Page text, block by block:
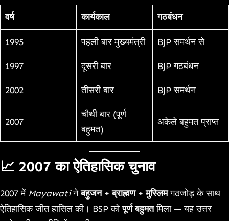
वर्ष कार्यकाल गठबंधन
1995 पहली बार मुख्यमंत्री BJP समर्थन से
1997 दूसरी बार BJP गठबंधन
2002 तीसरी बार BJP समर्थन
2007
चौथी बार (पूर्ण
बहुमत)
अकेले बहुमत प्राप्त
📈 2007 का ऐतिहासिक चुनाव
2007 में Mayawatiनेबहुजन + ब्राह्मण + मुस्लिमगठजोड़ के साथ
ऐतिहासिक जीत हासिल की। BSP कोपूर्ण बहुमतमिला — यह उत्तर